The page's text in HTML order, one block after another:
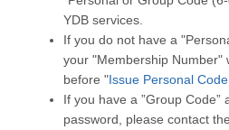
YDB services.
If you do not have a
your "Membership Number"
before "Issue Personal Code
If you have a ”Group Code”
password, please contact